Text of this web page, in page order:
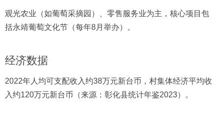
观光农业（如葡萄采摘园）、零售服务业为主，核心项目包
括永靖葡萄文化节（每年8月举办）。
经济数据
2022年人均可支配收入约38万元新台币，村集体经济平均收
入约120万元新台币（来源：彰化县统计年鉴2023）。